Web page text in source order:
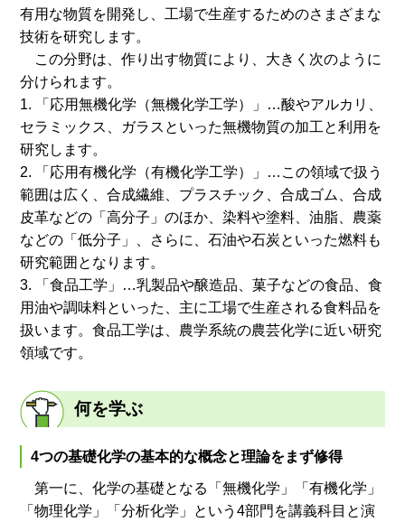
有用な物質を開発し、工場で生産するためのさまざまな
技術を研究します。
この分野は、作り出す物質により、大きく次のように
分けられます。
1. 「応用無機化学（無機化学工学）」…酸やアルカリ、
セラミックス、ガラスといった無機物質の加工と利用を
研究します。
2. 「応用有機化学（有機化学工学）」…この領域で扱う
範囲は広く、合成繊維、プラスチック、合成ゴム、合成
皮革などの「高分子」のほか、染料や塗料、油脂、農薬
などの「低分子」、さらに、石油や石炭といった燃料も
研究範囲となります。
3. 「食品工学」…乳製品や醸造品、菓子などの食品、食
用油や調味料といった、主に工場で生産される食料品を
扱います。食品工学は、農学系統の農芸化学に近い研究
領域です。
何を学ぶ
4つの基礎化学の基本的な概念と理論をまず修得
第一に、化学の基礎となる「無機化学」「有機化学」
「物理化学」「分析化学」という4部門を講義科目と演